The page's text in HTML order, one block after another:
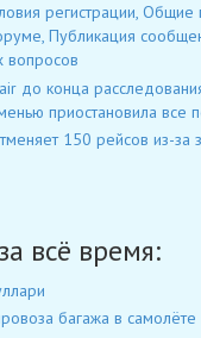
регистрации,
Публикация
вопросов
до конца
приостановила все
150 рейсов из-за
всё время:
багажа в самолёте